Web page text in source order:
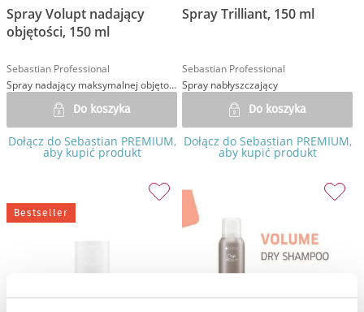
Spray Volupt nadający
objętości, 150 ml
Sebastian Professional
Spray nadający maksymalnej objętości
Do koszyka
Dołącz do Sebastian PREMIUM,
aby kupić produkt
Spray Trilliant, 150 ml
Sebastian Professional
Spray nabłyszczający
Do koszyka
Dołącz do Sebastian PREMIUM,
aby kupić produkt
Bestseller